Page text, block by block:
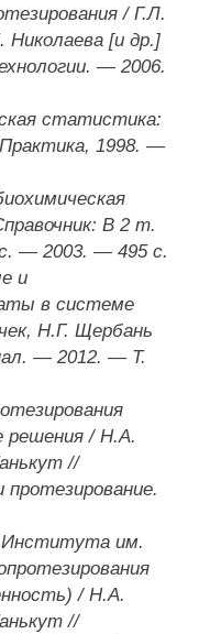
/ Г.Л.
[и др.]
— 2006.
статистика:
1998. —
В 2 т.
— 2003. — 495 с.
и
в системе
Н.Г. Щербань
— 2012. — Т.
решения / Н.А.
//
им.
/ Н.А.
//